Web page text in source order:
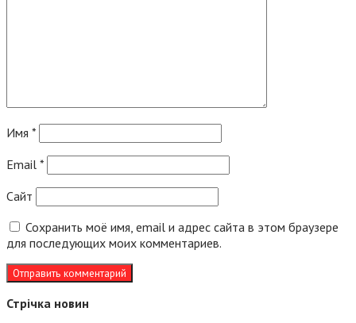
Имя *
Email *
Сайт
Сохранить моё имя, email и адрес сайта в этом браузере
для последующих моих комментариев.
Стрічка новин